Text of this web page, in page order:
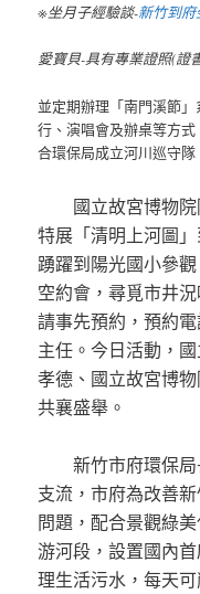
※坐月子經驗談-新竹到
愛寶貝-具有專業證照(證
並定期辦理「南門溪節
行、演唱會及辦桌等方
合環保局成立河川巡守
國立故宮博物院
特展「清明上河圖
踴躍到陽光國小參
空約會，尋覓市井
請事先預約，預約
主任。今日活動，
孝德、國立故宮博
共襄盛舉。
新竹市府環保局
支流，市府為改善
問題，配合景觀綠
游河段，設置國內
理生活污水，每天可